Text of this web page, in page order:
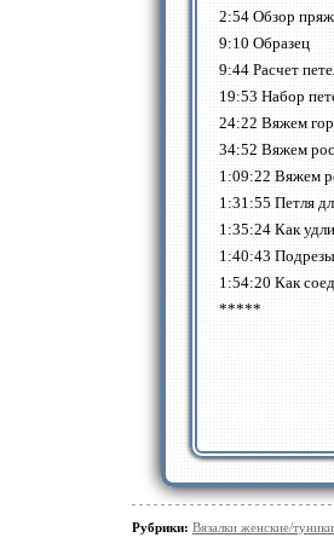
2:54 Обзор
9:10 Образец
9:44 Расчет
19:53 Набор
24:22 Вяжем
34:52 Вяжем
1:09:22 Вяжем
1:31:55 Петля
1:35:24 Как
1:40:43 Подрезы
1:54:20 Как
*****
Рубрики: Вязалки женские/